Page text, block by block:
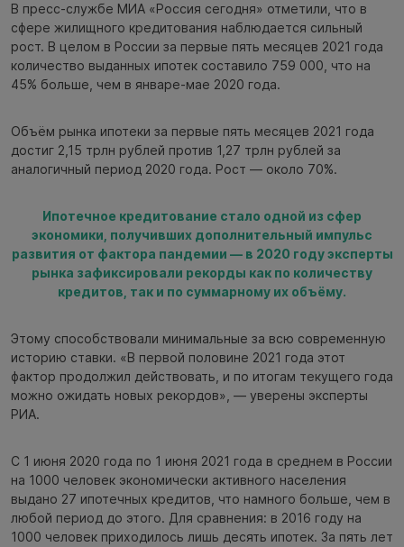
В пресс-службе МИА «Россия сегодня» отметили, что в
сфере жилищного кредитования наблюдается сильный
рост. В целом в России за первые пять месяцев 2021 года
количество выданных ипотек составило 759 000, что на
45% больше, чем в январе-мае 2020 года.
Объём рынка ипотеки за первые пять месяцев 2021 года
достиг 2,15 трлн рублей против 1,27 трлн рублей за
аналогичный период 2020 года. Рост — около 70%.
Ипотечное кредитование стало одной из сфер
экономики, получивших дополнительный импульс
развития от фактора пандемии — в 2020 году эксперты
рынка зафиксировали рекорды как по количеству
кредитов, так и по суммарному их объёму.
Этому способствовали минимальные за всю современную
историю ставки. «В первой половине 2021 года этот
фактор продолжил действовать, и по итогам текущего года
можно ожидать новых рекордов», — уверены эксперты
РИА.
С 1 июня 2020 года по 1 июня 2021 года в среднем в России
на 1000 человек экономически активного населения
выдано 27 ипотечных кредитов, что намного больше, чем в
любой период до этого. Для сравнения: в 2016 году на
1000 человек приходилось лишь десять ипотек. За пять лет